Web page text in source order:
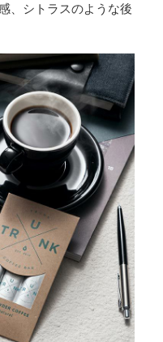
、シトラスのような後